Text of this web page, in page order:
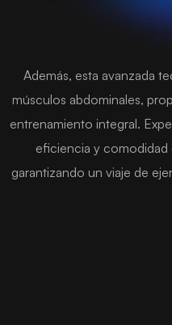
Además, esta avanzada
músculos abdominales,
entrenamiento integral.
eficiencia y
garantizando un viaje de